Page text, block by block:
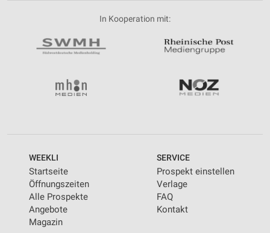
In Kooperation mit:
WEEKLI
Startseite
Öffnungszeiten
Alle Prospekte
Angebote
Magazin
SERVICE
Prospekt einstellen
Verlage
FAQ
Kontakt